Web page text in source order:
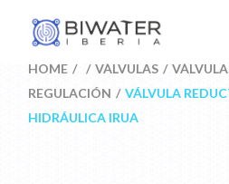
content
HOME VÁLVULAS
REGULACIÓN
VÁLVULA
HIDRÁULICA IRUA